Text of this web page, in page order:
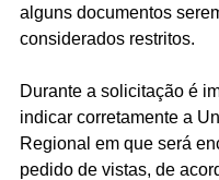
alguns documentos
considerados restritos.
Durante a solicitação é
indicar corretamente a
Regional em que será
pedido de vistas, de